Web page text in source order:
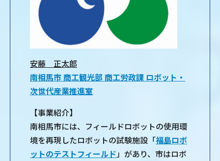
安藤 正太郎
南相馬市 商工観光部 商工労政課 ロボット・
次世代産業推進室
【事業紹介】
南相馬市には、フィールドロボットの使用環
境を再現したロボットの試験施設「福島ロボ
ットのテストフィールド」があり、市はロボ